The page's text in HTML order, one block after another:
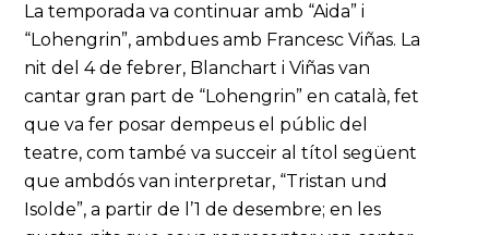
La temporada va continuar amb “Aida” i
“Lohengrin”, ambdues amb Francesc Viñas. La
nit del 4 de febrer, Blanchart i Viñas van
cantar gran part de “Lohengrin” en català, fet
que va fer posar dempeus el públic del
teatre, com també va succeir al títol següent
que ambdós van interpretar, “Tristan und
Isolde”, a partir de l’1 de desembre; en les